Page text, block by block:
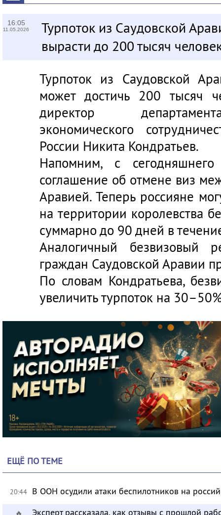
16:05
11.05.2026
Турпоток из Саудовской
вырасти до 200 тысяч
Турпоток из Саудовской
может достичь 200 тысяч
директор
экономического
России Никита Кондратьев.
Напомним, с
соглашение об отмене виз
Аравией. Теперь россияне
на территории королевства
суммарно до 90 дней в
Аналогичный безвизовый
граждан Саудовской Аравии
По словам Кондратьева,
увеличить турпоток на
ЕЩЁ ПО ТЕМЕ
20:44 В ООН осудили атаки беспилотников на
🔥 Эксперт рассказала, как отзывы с прошлой